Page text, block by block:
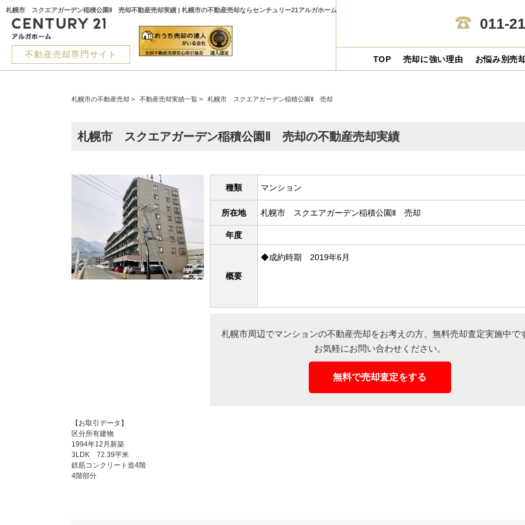
札幌市 スクエアガーデン稲積公園Ⅱ 売却不動産売却実績 | 札幌市の不動産売却ならセンチュリー21アルガホーム
不動産売却専門サイト
011-
TOP 売却に強い理由 お悩み別売
札幌市の不動産売却 > 不動産売却実績一覧 > 札幌市 スクエアガーデン稲積公園Ⅱ 売却
札幌市 スクエアガーデン稲積公園Ⅱ 売却の不動産売却実績
種類 マンション
所在地 札幌市 スクエアガーデン稲積公園Ⅱ 売却
年度
概要
◆成約時期 2019年6月
札幌市周辺でマンションの不動産売却をお考えの方、 無料売却査定実施中で
お気軽にお問い合わせください。
無料で売却査定をする
【お取引データ】
区分所有建物
1994年12月新築
3LDK 72.39平米
鉄筋コンクリート造4階
4階部分